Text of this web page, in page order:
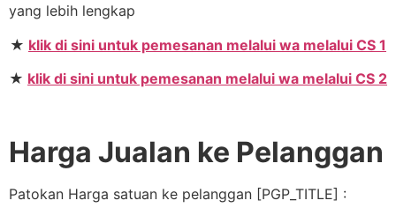
yang lebih lengkap
★ klik di sini untuk pemesanan melalui wa melalui CS 1
★ klik di sini untuk pemesanan melalui wa melalui CS 2
Harga Jualan ke Pelanggan
Patokan Harga satuan ke pelanggan [PGP_TITLE] :